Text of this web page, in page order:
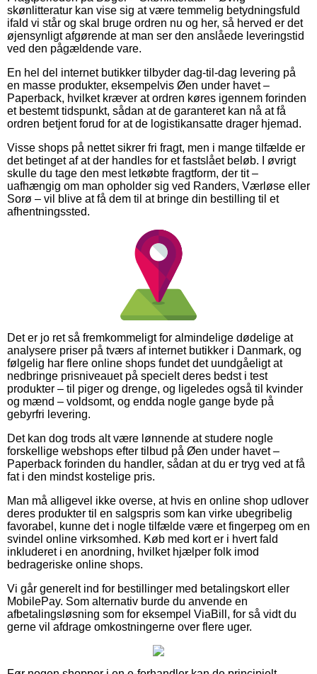
skønlitteratur kan vise sig at være temmelig betydningsfuld
ifald vi står og skal bruge ordren nu og her, så herved er det
øjensynligt afgørende at man ser den anslåede leveringstid
ved den pågældende vare.
En hel del internet butikker tilbyder dag-til-dag levering på
en masse produkter, eksempelvis Øen under havet –
Paperback, hvilket kræver at ordren køres igennem forinden
et bestemt tidspunkt, sådan at de garanteret kan nå at få
ordren betjent forud for at de logistikansatte drager hjemad.
Visse shops på nettet sikrer fri fragt, men i mange tilfælde er
det betinget af at der handles for et fastslået beløb. I øvrigt
skulle du tage den mest letkøbte fragtform, der tit –
uafhængig om man opholder sig ved Randers, Værløse eller
Sorø – vil blive at få dem til at bringe din bestilling til et
afhentningssted.
Det er jo ret så fremkommeligt for almindelige dødelige at
analysere priser på tværs af internet butikker i Danmark, og
følgelig har flere online shops fundet det uundgåeligt at
nedbringe prisniveauet på specielt deres bedst i test
produkter – til piger og drenge, og ligeledes også til kvinder
og mænd – voldsomt, og endda nogle gange byde på
gebyrfri levering.
Det kan dog trods alt være lønnende at studere nogle
forskellige webshops efter tilbud på Øen under havet –
Paperback forinden du handler, sådan at du er tryg ved at få
fat i den mindst kostelige pris.
Man må alligevel ikke overse, at hvis en online shop udlover
deres produkter til en salgspris som kan virke ubegribelig
favorabel, kunne det i nogle tilfælde være et fingerpeg om en
svindel online virksomhed. Køb med kort er i hvert fald
inkluderet i en anordning, hvilket hjælper folk imod
bedrageriske online shops.
Vi går generelt ind for bestillinger med betalingskort eller
MobilePay. Som alternativ burde du anvende en
afbetalingsløsning som for eksempel ViaBill, for så vidt du
gerne vil afdrage omkostningerne over flere uger.